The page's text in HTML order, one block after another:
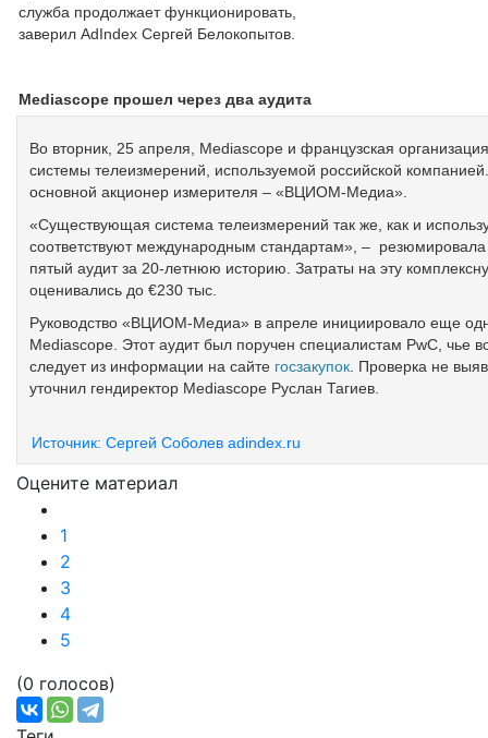
служба продолжает функционировать,
заверил AdIndex Сергей Белокопытов.
Mediascope прошел через два аудита
Во вторник, 25 апреля, Mediascope и французская
системы телеизмерений, используемой российской
основной акционер измерителя – «ВЦИОМ-Медиа».
«Существующая система телеизмерений так же, как и
соответствуют международным стандартам», –
пятый аудит за 20-летнюю историю. Затраты на эту
оценивались до €230 тыс.
Руководство «ВЦИОМ-Медиа» в апреле инициировало еще
Mediascope. Этот аудит был поручен специалистам PwC, чье
следует из информации на сайте госзакупок . Проверка не
уточнил гендиректор Mediascope Руслан Тагиев.
Подробнее: https://adindex.ru/news/media/2017/04/25/
Источник: Сергей Соболев adindex.ru
Оцените материал
1
2
3
4
5
(0 голосов)